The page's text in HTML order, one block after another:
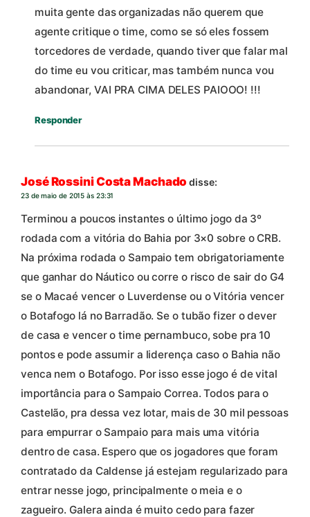
muita gente das organizadas não querem que
agente critique o time, como se só eles fossem
torcedores de verdade, quando tiver que falar mal
do time eu vou criticar, mas também nunca vou
abandonar, VAI PRA CIMA DELES PAIOOO! !!!
Responder
José Rossini Costa Machado disse:
23 de maio de 2015 às 23:31
Terminou a poucos instantes o último jogo da 3º
rodada com a vitória do Bahia por 3×0 sobre o CRB.
Na próxima rodada o Sampaio tem obrigatoriamente
que ganhar do Náutico ou corre o risco de sair do G4
se o Macaé vencer o Luverdense ou o Vitória vencer
o Botafogo lá no Barradão. Se o tubão fizer o dever
de casa e vencer o time pernambuco, sobe pra 10
pontos e pode assumir a liderença caso o Bahia não
venca nem o Botafogo. Por isso esse jogo é de vital
importância para o Sampaio Correa. Todos para o
Castelão, pra dessa vez lotar, mais de 30 mil pessoas
para empurrar o Sampaio para mais uma vitória
dentro de casa. Espero que os jogadores que foram
contratado da Caldense já estejam regularizado para
entrar nesse jogo, principalmente o meia e o
zagueiro. Galera ainda é muito cedo para fazer